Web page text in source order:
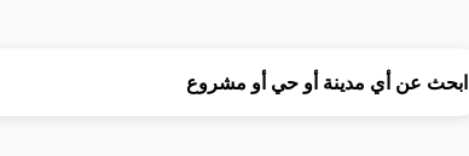
ابحث عن أي مدينة أو حي أو مشروع